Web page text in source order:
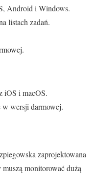
Android i Windows.
listach zadań.
iOS i macOS.
wersji darmowej.
zaprojektowana
monitorować dużą